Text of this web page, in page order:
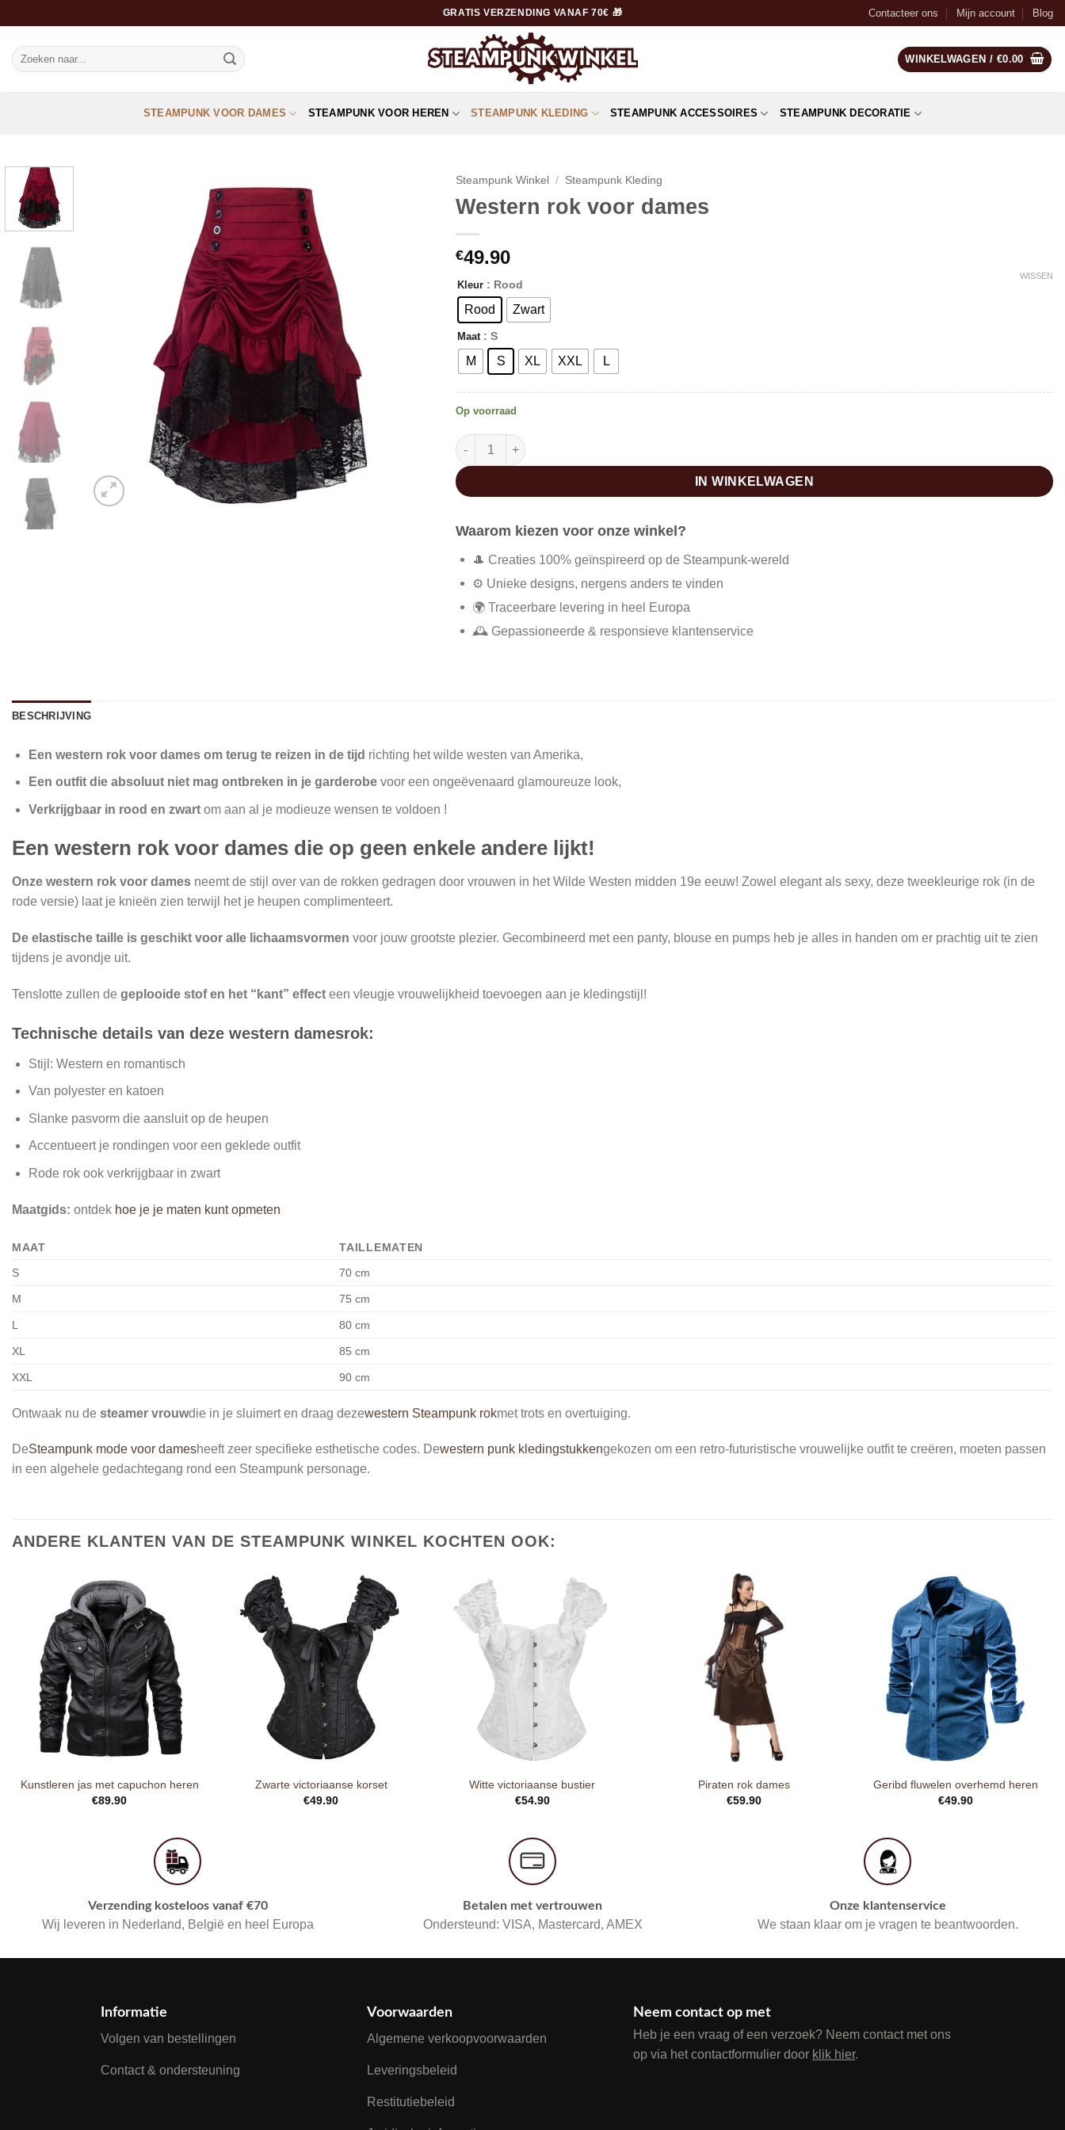
naar
inhoud
GRATIS VERZENDING VANAF 70€ 🎁 Contacteer ons Mijn account Blog
Zoeken
naar:
WINKELWAGEN / €0.00
STEAMPUNK VOOR DAMES STEAMPUNK VOOR HEREN STEAMPUNK KLEDING STEAMPUNK ACCESSOIRES STEAMPUNK DECORATIE
Steampunk Winkel / Steampunk Kleding
Western rok voor dames
€49.90
Kleur : Rood
Rood Zwart
Maat : S
M S XL XXL L
WISSEN
Op voorraad
Western rok voor dames aantal
IN WINKELWAGEN
Waarom kiezen voor onze winkel?
🎩 Creaties 100% geïnspireerd op de Steampunk-wereld
⚙️ Unieke designs, nergens anders te vinden
🌍 Traceerbare levering in heel Europa
🕰️ Gepassioneerde & responsieve klantenservice
BESCHRIJVING
Een western rok voor dames om terug te reizen in de tijd richting het wilde westen van Amerika,
Een outfit die absoluut niet mag ontbreken in je garderobe voor een ongeëvenaard glamoureuze look,
Verkrijgbaar in rood en zwartom aan al je modieuze wensen te voldoen !
Een western rok voor dames die op geen enkele andere lijkt!
Onze western rok voor dames neemt de stijl over van de rokken gedragen door vrouwen in het Wilde Westen midden 19e eeuw! Zowel elegant als sexy, deze tweekleurige rok (in de
rode versie) laat je knieën zien terwijl het je heupen complimenteert.
De elastische taille is geschikt voor alle lichaamsvormen voor jouw grootste plezier. Gecombineerd met een panty, blouse en pumps heb je alles in handen om er prachtig uit te zien
tijdens je avondje uit.
Tenslotte zullen de geplooide stof en het “kant” effect een vleugje vrouwelijkheid toevoegen aan je kledingstijl!
Technische details van deze western damesrok:
Stijl: Western en romantisch
Van polyester en katoen
Slanke pasvorm die aansluit op de heupen
Accentueert je rondingen voor een geklede outfit
Rode rok ook verkrijgbaar in zwart
Maatgids: ontdek hoe je je maten kunt opmeten
MAAT
TAILLEMATEN
S
70 cm
M 75 cm
L 80 cm
XL 85 cm
XXL 90 cm
Ontwaak nu de steamer vrouwdie in je sluimert en draag dezewestern Steampunk rokmet trots en overtuiging.
DeSteampunk mode voor damesheeft zeer specifieke esthetische codes. Dewestern punk kledingstukkengekozen om een retro-futuristische vrouwelijke outfit te creëren, moeten passen
in een algehele gedachtegang rond een Steampunk personage.
ANDERE KLANTEN VAN DE STEAMPUNK WINKEL KOCHTEN OOK:
Kunstleren jas met capuchon heren
€89.90
Zwarte victoriaanse korset
€49.90
Witte victoriaanse bustier
€54.90
Piraten rok dames
€59.90
Geribd fluwelen overhemd heren
€49.90
Verzending kosteloos vanaf €70
Wij leveren in Nederland, België en heel Europa
Betalen met vertrouwen
Ondersteund: VISA, Mastercard, AMEX
Onze klantenservice
We staan klaar om je vragen te beantwoorden.
Informatie
Volgen van bestellingen
Contact & ondersteuning
Voorwaarden
Algemene verkoopvoorwaarden
Leveringsbeleid
Restitutiebeleid
Neem contact op met
Heb je een vraag of een verzoek? Neem contact met ons
op via het contactformulier door klik hier.